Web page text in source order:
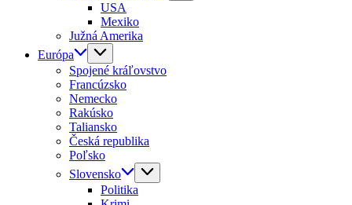
USA
Mexiko
Južná Amerika
Európa
Spojené kráľovstvo
Francúzsko
Nemecko
Rakúsko
Taliansko
Česká republika
Poľsko
Slovensko
Politika